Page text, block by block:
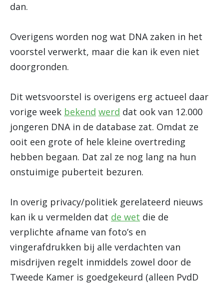
dan.
Overigens worden nog wat DNA zaken in het
voorstel verwerkt, maar die kan ik even niet
doorgronden.
Dit wetsvoorstel is overigens erg actueel daar
vorige week bekend werd dat ook van 12.000
jongeren DNA in de database zat. Omdat ze
ooit een grote of hele kleine overtreding
hebben begaan. Dat zal ze nog lang na hun
onstuimige puberteit bezuren.
In overig privacy/politiek gerelateerd nieuws
kan ik u vermelden dat de wet die de
verplichte afname van foto’s en
vingerafdrukken bij alle verdachten van
misdrijven regelt inmiddels zowel door de
Tweede Kamer is goedgekeurd (alleen PvdD